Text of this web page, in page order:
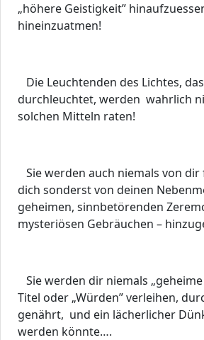
„höhere Geistigkeit”
hineinzuatmen!
Die Leuchtenden des Lichtes,
durchleuchtet, werden wahrlich
solchen Mitteln raten!
Sie werden auch niemals von
dich sonderst von deinen
geheimen, sinnbetörenden
mysteriösen Gebräuchen –
Sie werden dir niemals
Titel oder „Würden” verleihen,
genährt, und ein lächerlicher
werden könnte….